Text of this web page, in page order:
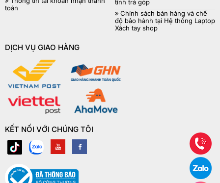
toán
tính trả góp
Chính sách bán hàng và chế
độ bảo hành tại Hệ thống Laptop
Xách tay shop
DỊCH VỤ GIAO HÀNG
KẾT NỐI VỚI CHÚNG TÔI